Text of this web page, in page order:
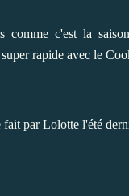
comme c'est la
rapide avec le
fait parLolotte l'été